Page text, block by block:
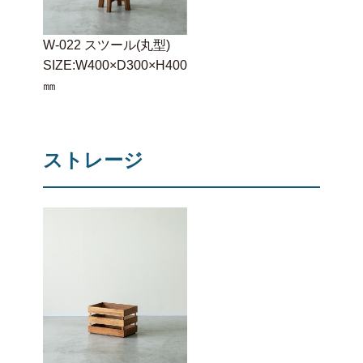
W-022 スツール(丸型)
SIZE:W400×D300×H400
㎜
ストレージ